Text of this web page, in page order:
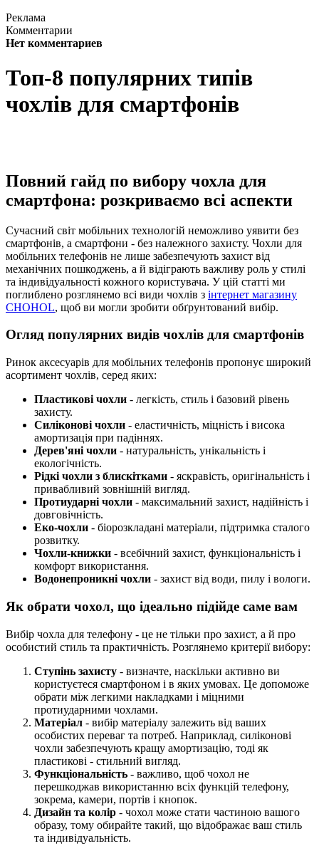
Реклама
Комментарии
Нет комментариев
Топ-8 популярних типів
чохлів для смартфонів
Повний гайд по вибору чохла для
смартфона: розкриваємо всі аспекти
Сучасний світ мобільних технологій неможливо уявити без
смартфонів, а смартфони - без належного захисту. Чохли для
мобільних телефонів не лише забезпечують захист від
механічних пошкоджень, а й відіграють важливу роль у стилі
та індивідуальності кожного користувача. У цій статті ми
поглиблено розглянемо всі види чохлів з інтернет магазину
CHOHOL, щоб ви могли зробити обґрунтований вибір.
Огляд популярних видів чохлів для смартфонів
Ринок аксесуарів для мобільних телефонів пропонує широкий
асортимент чохлів, серед яких:
Пластикові чохли - легкість, стиль і базовий рівень
захисту.
Силіконові чохли - еластичність, міцність і висока
амортизація при падіннях.
Дерев'яні чохли - натуральність, унікальність і
екологічність.
Рідкі чохли з блискітками - яскравість, оригінальність і
привабливий зовнішній вигляд.
Протиударні чохли - максимальний захист, надійність і
довговічність.
Еко-чохли - біорозкладані матеріали, підтримка сталого
розвитку.
Чохли-книжки - всебічний захист, функціональність і
комфорт використання.
Водонепроникні чохли - захист від води, пилу і вологи.
Як обрати чохол, що ідеально підійде саме вам
Вибір чохла для телефону - це не тільки про захист, а й про
особистий стиль та практичність. Розглянемо критерії вибору:
Ступінь захисту - визначте, наскільки активно ви
користуєтеся смартфоном і в яких умовах. Це допоможе
обрати між легкими накладками і міцними
протиударними чохлами.
Матеріал - вибір матеріалу залежить від ваших
особистих переваг та потреб. Наприклад, силіконові
чохли забезпечують кращу амортизацію, тоді як
пластикові - стильний вигляд.
Функціональність - важливо, щоб чохол не
перешкоджав використанню всіх функцій телефону,
зокрема, камери, портів і кнопок.
Дизайн та колір - чохол може стати частиною вашого
образу, тому обирайте такий, що відображає ваш стиль
та індивідуальність.